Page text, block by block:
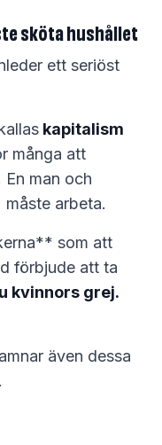
sköta hushållet
ett seriöst
kapitalism
många att
man och
arbeta.
som att
förbjude att ta
kvinnors grej.
även dessa